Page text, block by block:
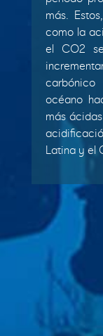
más.
como la
el CO2
océano
más
Latina y el